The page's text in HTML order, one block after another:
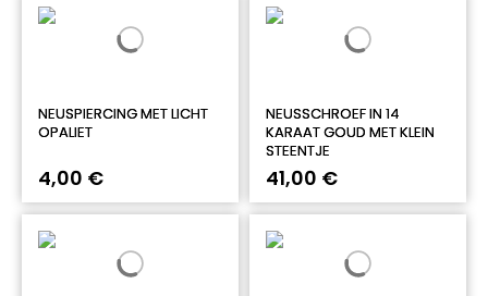
NEUSPIERCING MET LICHT
OPALIET
4,00 €
NEUSSCHROEF IN 14
KARAAT GOUD MET KLEIN
STEENTJE
41,00 €